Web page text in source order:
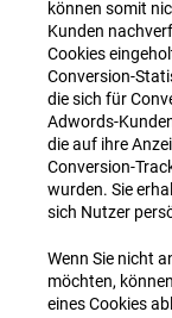
können somit
Kunden
Cookies
Conversion-
die sich für
Adwords-
die auf ihre
Conversion-
wurden. Sie
sich Nutzer
Wenn Sie nicht
möchten,
eines Cookies